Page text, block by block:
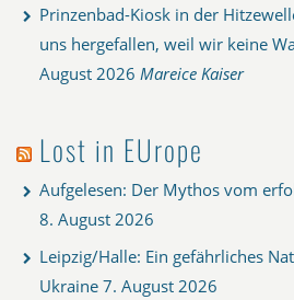
Prinzenbad-Kiosk in der
uns hergefallen, weil wir keine
August 2026 Mareice Kaiser
Lost in EUrope
Aufgelesen: Der Mythos vom
8. August 2026
Leipzig/Halle: Ein gefährliches
Ukraine 7. August 2026